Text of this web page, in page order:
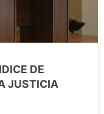
DE
JUSTICIA